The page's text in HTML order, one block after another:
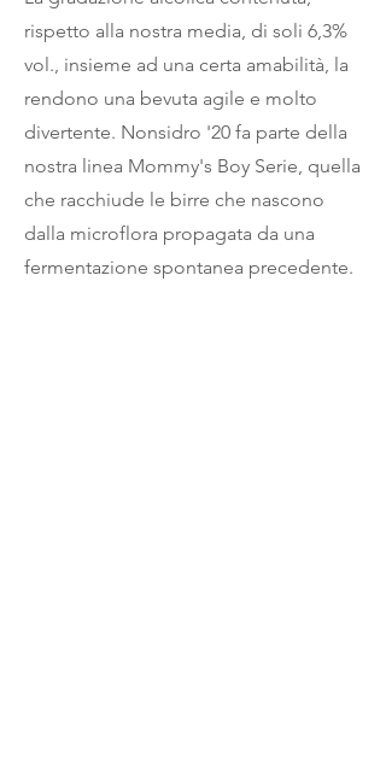
rispetto alla nostra media, di soli 6,3%
vol., insieme ad una certa amabilità, la
rendono una bevuta agile e molto
divertente. Nonsidro '20 fa parte della
nostra linea Mommy's Boy Serie, quella
che racchiude le birre che nascono
dalla microflora propagata da una
fermentazione spontanea precedente.